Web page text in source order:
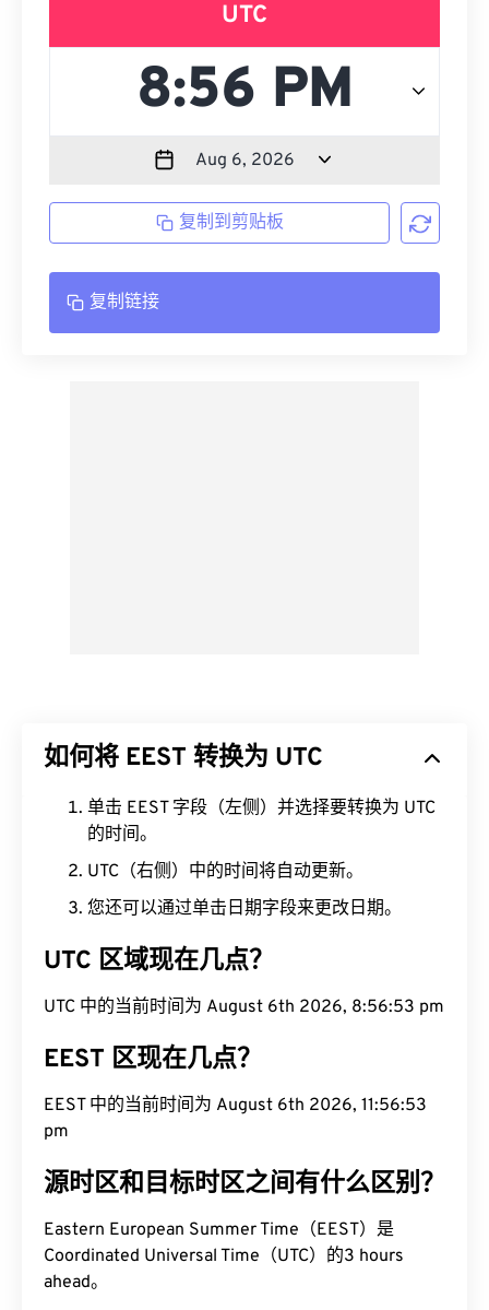
UTC
复制到剪贴板
复制链接
如何将 EEST 转换为 UTC
单击 EEST 字段（左侧）并选择要转换为 UTC
的时间。
UTC（右侧）中的时间将自动更新。
您还可以通过单击日期字段来更改日期。
UTC 区域现在几点？
UTC 中的当前时间为 August 6th 2026, 8:56:54 pm
EEST 区现在几点？
EEST 中的当前时间为 August 6th 2026, 11:56:54
pm
源时区和目标时区之间有什么区别？
Eastern European Summer Time（EEST）是
Coordinated Universal Time（UTC）的3 hours
ahead。